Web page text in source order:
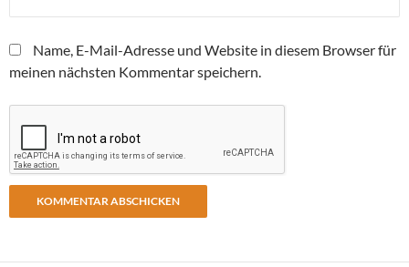
Name, E-Mail-Adresse und Website in diesem Browser für
meinen nächsten Kommentar speichern.